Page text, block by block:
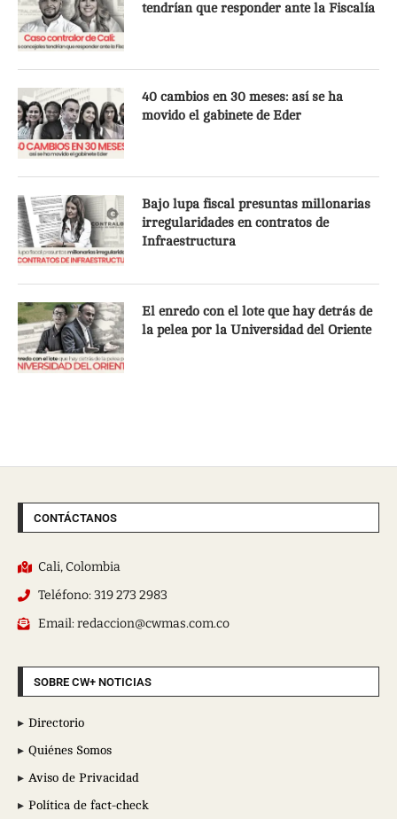
tendrían que responder ante la Fiscalía
40 cambios en 30 meses: así se ha
movido el gabinete de Eder
Bajo lupa fiscal presuntas millonarias
irregularidades en contratos de
Infraestructura
El enredo con el lote que hay detrás de
la pelea por la Universidad del Oriente
CONTÁCTANOS
Cali, Colombia
Teléfono: 319 273 2983
Email: redaccion@cwmas.com.co
SOBRE CW+ NOTICIAS
Directorio
Quiénes Somos
Aviso de Privacidad
Política de fact-check